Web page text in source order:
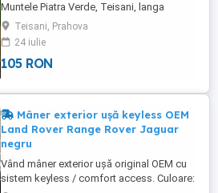
Muntele Piatra Verde, Teisani, langa
statiunea Slanic Prahova O proprietate
generoasa, versatila si cu adevarat rara,
acest teren din localitatea Teisani, judetul
Prahova, Localizare strategica: la doar 5
40 km de Ploiesti, ...
Teisani, Prahova
24 iulie
105 RON
Mâner exterior ușă keyless OEM
Land Rover Range Rover Jaguar
negru
Vând mâner exterior ușă original OEM cu
sistem keyless / comfort access. Culoare: